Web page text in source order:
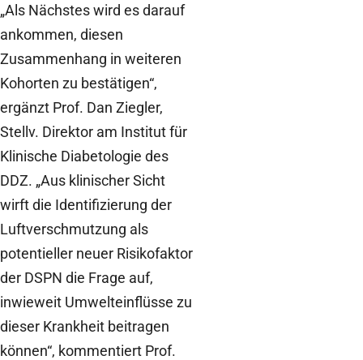
„Als Nächstes wird es darauf
ankommen, diesen
Zusammenhang in weiteren
Kohorten zu bestätigen“,
ergänzt Prof. Dan Ziegler,
Stellv. Direktor am Institut für
Klinische Diabetologie des
DDZ. „Aus klinischer Sicht
wirft die Identifizierung der
Luftverschmutzung als
potentieller neuer Risikofaktor
der DSPN die Frage auf,
inwieweit Umwelteinflüsse zu
dieser Krankheit beitragen
können“, kommentiert Prof.